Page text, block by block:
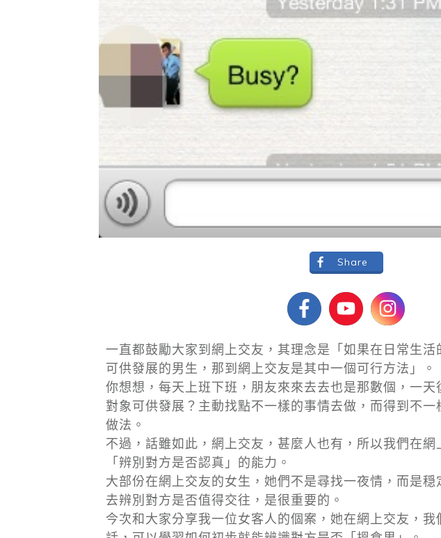
Share
一直都鼓勵大家到網上交友，其理念是「如果在日常生活
可供發展的男生，那到網上交友是其中一個可行方法」。
你想想，每天上班下班，朋友來來去去也是那數個，一
對象可供發展？主動找點不一樣的事情去做，而得到不
做法。
不過，話雖如此，網上交友，甚麼人也有，所以我們在
「辨別對方是否認真」的能力。
大部份在網上交友的女生，她們不是尋找一夜情，而是
去辨別對方是否值得交往，是很重要的。
今次和大家分享我一位女客人的個案，她在網上交友，